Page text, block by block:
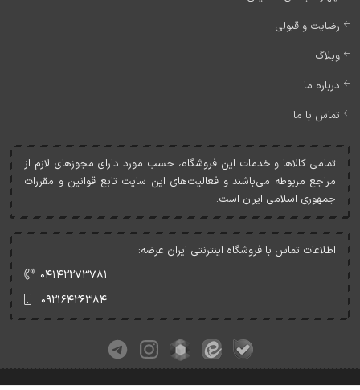
رضایت و قبولی
وبلاگ
درباره ما
تماس با ما
تمامی کالاها و خدمات اين فروشگاه، حسب مورد دارای مجوزهای لازم از
مراجع مربوطه می‌باشند و فعاليت‌های اين سايت تابع قوانين و مقررات
جمهوری اسلامی ايران است.
اطلاعات تماس با فروشگاه اینترنتی ایران عرضه:
۰۴۱۴۲۲۷۳۷۸۱
۰۹۲۱۶۴۲۶۳۸۴